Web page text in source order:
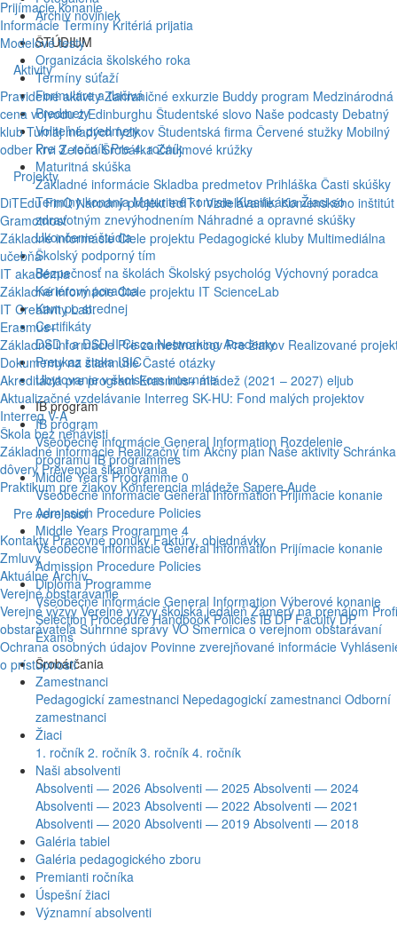
Prijímacie konanie
Informácie Termíny Kritériá prijatia
Modelové testy
Aktivity
Pravidelné aktivity Zahraničné exkurzie Buddy program Medzinárodná
cena vojvodu z Edinburghu Študentské slovo Naše podcasty Debatný
klub Turnaj mladých fyzikov Študentská firma Červené stužky Mobilný
odber krvi Zelená Šrobárka Záujmové krúžky
Projekty
DiTEdu FinQ Národný projekt edIT1 Vzdelávanie: Komenského inštitút
Gramotnosť
Základné informácie Ciele projektu Pedagogické kluby Multimediálna
učebňa
IT akadémia
Základné informácie Ciele projektu IT ScienceLab
IT Creativity Lab.
Erasmus+
Základné informácie Pre zamestnancov Pre žiakov Realizované
Dokumenty na stiahnutie Časté otázky
Akreditácia pre program Erasmus+ mládež (2021 – 2027) eljub
Aktualizačné vzdelávanie Interreg SK-HU: Fond malých projektov
Interreg V-A
Škola bez nenávisti
Základné informácie Realizačný tím Akčný plán Naše aktivity Schránka
dôvery Prevencia šikanovania
Praktikum pre žiakov Konferencia mládeže Sapere Aude
Pre verejnosť
Kontakty Pracovné ponuky Faktúry, objednávky
Zmluvy
Aktuálne Archív
Verejné obstarávanie
Verejné výzvy Verejné výzvy školská jedáleň Zámery na prenájom
obstarávateľa Súhrnné správy VO Smernica o verejnom obstarávaní
Ochrana osobných údajov Povinne zverejňované informácie
o prístupnosti
Archív noviniek
ŠTÚDIUM
Organizácia školského roka
Termíny súťaží
Formuláre a tlačivá
Predmety
Voliteľné predmety
Pre 3. ročník Pre 4. ročník
Maturitná skúška
Základné informácie Skladba predmetov Prihláška Časti skúšky
Termíny konania Maturitné komisie Klasifikácia Žiaci so
zdravotným znevýhodnením Náhradné a opravné skúšky
Ukončenie štúdia
Školský podporný tím
Bezpečnosť na školách Školský psychológ Výchovný poradca
Kariérový poradca
Kam po strednej
Certifikáty
DSD I a DSD II Cisco Networking Academy
Preukaz žiaka ISIC
Ubytovanie v školskom internáte
IB program
IB program
Všeobecné informácie General Information Rozdelenie
programu IB programmes
Middle Years Programme 0
Všeobecné informácie General Information Prijímacie konanie
Admission Procedure Policies
Middle Years Programme 4
Všeobecné informácie General Information Prijímacie konanie
Admission Procedure Policies
Diploma Programme
Všeobecné informácie General Information Výberové konanie
Selection Procedure Handbook Policies IB DP Faculty DP
Exams
Šrobárčania
Zamestnanci
Pedagogickí zamestnanci Nepedagogickí zamestnanci Odborní
zamestnanci
Žiaci
1. ročník 2. ročník 3. ročník 4. ročník
Naši absolventi
Absolventi — 2026 Absolventi — 2025 Absolventi — 2024
Absolventi — 2023 Absolventi — 2022 Absolventi — 2021
Absolventi — 2020 Absolventi — 2019 Absolventi — 2018
Galéria tabiel
Galéria pedagogického zboru
Premianti ročníka
Úspešní žiaci
Významní absolventi